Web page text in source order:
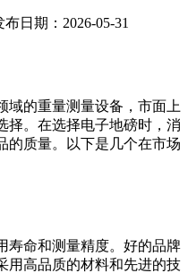
布日期：2026-05-31
域的重量测量设备，市面上
择。在选择电子地磅时，消
的质量。以下是几个在市场
寿命和测量精度。好的品牌
用高品质的材料和先进的技